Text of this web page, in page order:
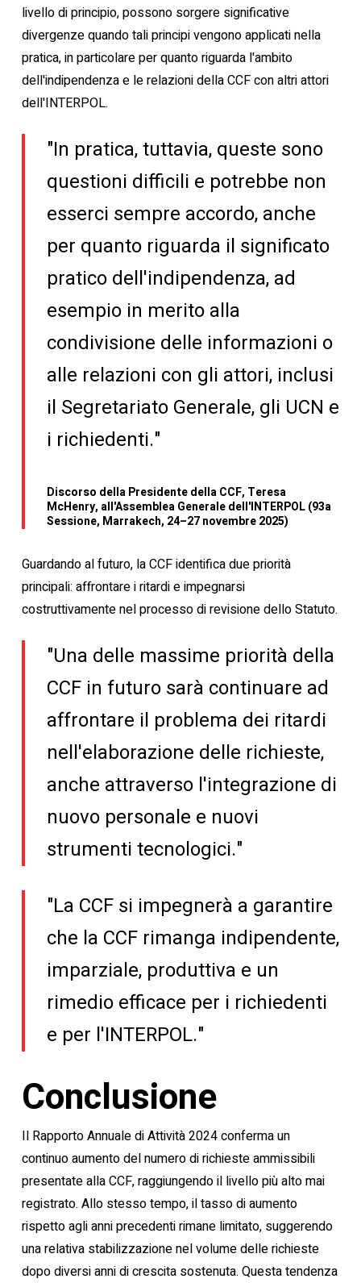
livello di principio, possono sorgere significative
divergenze quando tali principi vengono applicati nella
pratica, in particolare per quanto riguarda l'ambito
dell'indipendenza e le relazioni della CCF con altri attori
dell'INTERPOL.
"In pratica, tuttavia, queste sono
questioni difficili e potrebbe non
esserci sempre accordo, anche
per quanto riguarda il significato
pratico dell'indipendenza, ad
esempio in merito alla
condivisione delle informazioni o
alle relazioni con gli attori, inclusi
il Segretariato Generale, gli UCN e
i richiedenti."
Discorso della Presidente della CCF, Teresa
McHenry, all'Assemblea Generale dell'INTERPOL (93a
Sessione, Marrakech, 24–27 novembre 2025)
Guardando al futuro, la CCF identifica due priorità
principali: affrontare i ritardi e impegnarsi
costruttivamente nel processo di revisione dello Statuto.
"Una delle massime priorità della
CCF in futuro sarà continuare ad
affrontare il problema dei ritardi
nell'elaborazione delle richieste,
anche attraverso l'integrazione di
nuovo personale e nuovi
strumenti tecnologici."
"La CCF si impegnerà a garantire
che la CCF rimanga indipendente,
imparziale, produttiva e un
rimedio efficace per i richiedenti
e per l'INTERPOL."
Conclusione
Il Rapporto Annuale di Attività 2024 conferma un
continuo aumento del numero di richieste ammissibili
presentate alla CCF, raggiungendo il livello più alto mai
registrato. Allo stesso tempo, il tasso di aumento
rispetto agli anni precedenti rimane limitato, suggerendo
una relativa stabilizzazione nel volume delle richieste
dopo diversi anni di crescita sostenuta. Questa tendenza